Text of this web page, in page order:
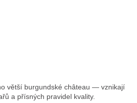
větší burgundské château — vznikají
a přísných pravidel kvality.